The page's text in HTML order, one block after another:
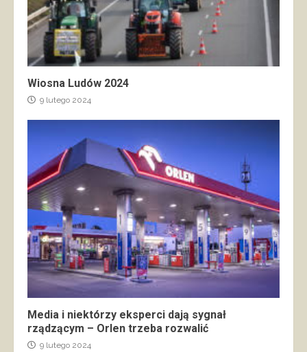
Wiosna Ludów 2024
9 lutego 2024
Media i niektórzy eksperci dają sygnał
rządzącym – Orlen trzeba rozwalić
9 lutego 2024